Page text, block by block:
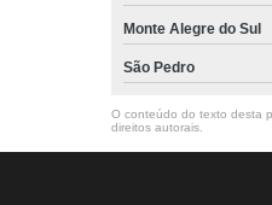
Monte Alegre do Sul
São Pedro
O conteúdo do texto desta
direitos autorais